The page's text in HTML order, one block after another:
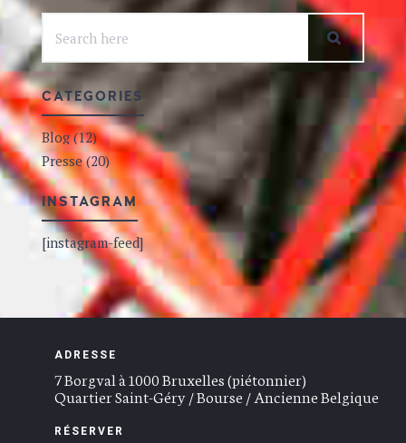
CATEGORIES
Blog(12)
Presse(20)
INSTAGRAM
[instagram-feed]
ADRESSE
7 Borgval à 1000 Bruxelles (piétonnier)
Quartier Saint-Géry / Bourse / Ancienne Belgique
RÉSERVER